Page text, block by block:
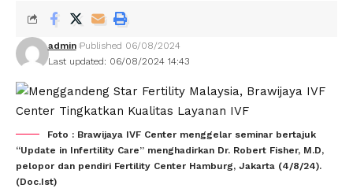
Last updated: 06/08/2024 14:43
admin Published 06/08/2024
Foto : Brawijaya IVF Center menggelar seminar bertajuk
“Update in Infertility Care” menghadirkan Dr. Robert Fisher, M.D,
pelopor dan pendiri Fertility Center Hamburg, Jakarta (4/8/24).
(Doc.Ist)